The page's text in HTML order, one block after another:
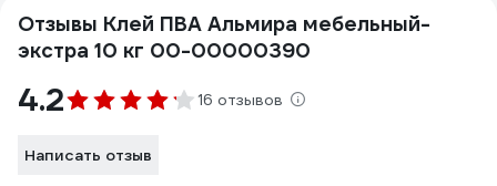
Отзывы Клей ПВА Альмира мебельный-
экстра 10 кг 00-00000390
4.2 16 отзывов
Написать отзыв